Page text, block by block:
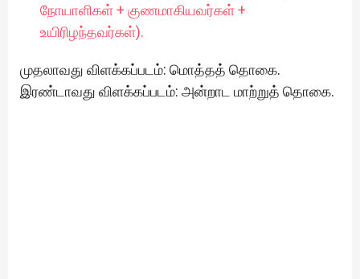
நோயாளிகள் + குணமாகியவர்கள் +
உயிரிழந்தவர்கள்).
முதலாவது விளக்கப்படம்: மொத்தத் தொகை.
இரண்டாவது விளக்கப்படம்: அன்றாட மாற்றுத் தொகை.